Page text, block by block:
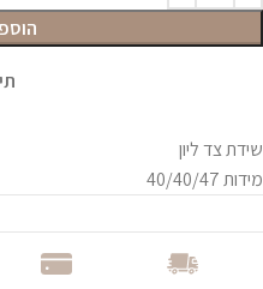
שידת צד ליון
מידות 40/40/47